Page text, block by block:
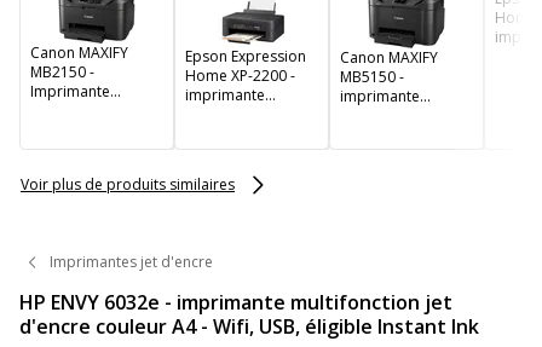
Canon MAXIFY
MB2150 -
Imprimante
- Wifi, USB
Epson Expression
Home XP-2200 -
imprimante
- Wifi
Canon MAXIFY
MB5150 -
imprimante
- Wifi, USB
Home
Voir plus de produits similaires
Imprimantes jet d'encre
HP ENVY 6032e - imprimante multifonction jet
d'encre couleur A4 - Wifi, USB, éligible Instant Ink